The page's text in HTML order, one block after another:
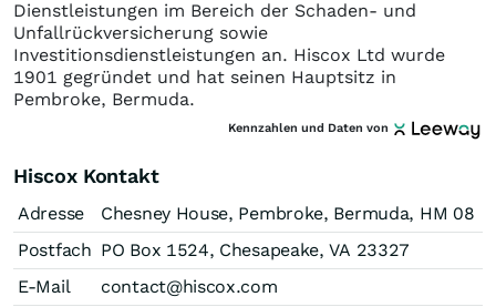
Dienstleistungen im Bereich der Schaden- und
Unfallrückversicherung sowie
Investitionsdienstleistungen an. Hiscox Ltd wurde
1901 gegründet und hat seinen Hauptsitz in
Pembroke, Bermuda.
Kennzahlen und Daten von
Hiscox Kontakt
Adresse
Chesney House, Pembroke, Bermuda, HM 08
Postfach PO Box 1524, Chesapeake, VA 23327
E-Mail
contact@hiscox.com